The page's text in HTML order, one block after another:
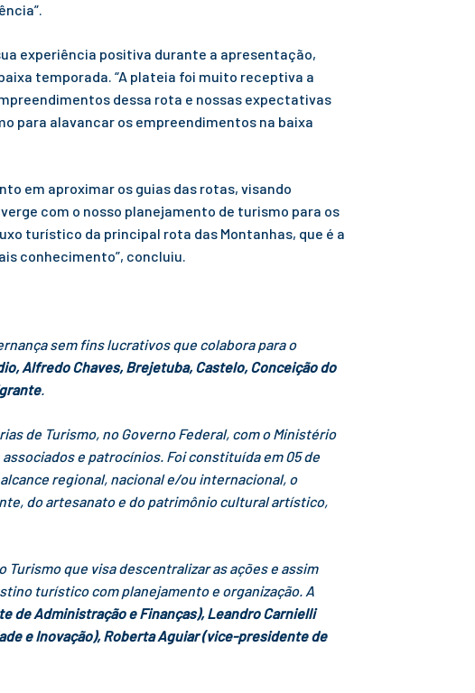
experiência positiva durante a apresentação,
temporada. “A plateia foi muito receptiva a
dessa rota e nossas expectativas
para alavancar os empreendimentos na baixa
em aproximar os guias das rotas, visando
com o nosso planejamento de turismo para os
turístico da principal rota das Montanhas, que é a
conhecimento”, concluiu.
sem fins lucrativos que colabora para o
Alfredo Chaves, Brejetuba, Castelo, Conceição do
.
de Turismo, no Governo Federal, com o Ministério
e patrocínios. Foi constituída em 05 de
regional, nacional e/ou internacional, o
do artesanato e do patrimônio cultural artístico,
que visa descentralizar as ações e assim
turístico com planejamento e organização. A
de Administração e Finanças), Leandro Carnielli
e Inovação), Roberta Aguiar (vice-presidente de